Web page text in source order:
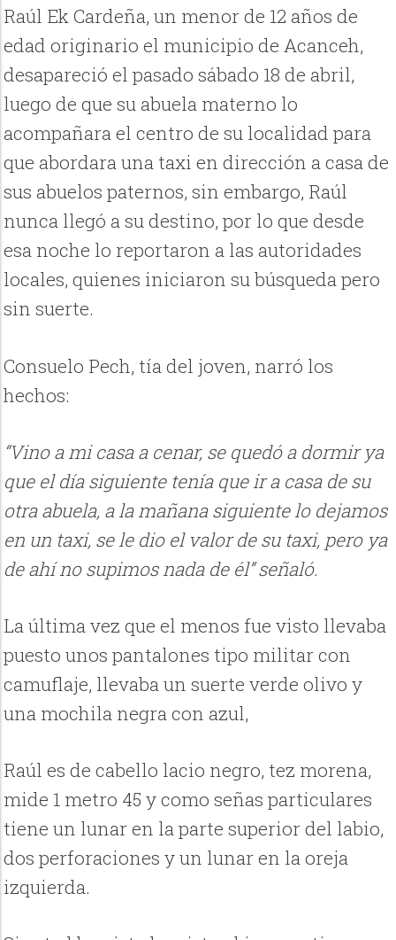
Raúl Ek Cardeña, un menor de 12 años de
edad originario el municipio de Acanceh,
desapareció el pasado sábado 18 de abril,
luego de que su abuela materno lo
acompañara el centro de su localidad para
que abordara una taxi en dirección a casa de
sus abuelos paternos, sin embargo, Raúl
nunca llegó a su destino, por lo que desde
esa noche lo reportaron a las autoridades
locales, quienes iniciaron su búsqueda pero
sin suerte.
Consuelo Pech, tía del joven, narró los
hechos:
“Vino a mi casa a cenar, se quedó a dormir ya
que el día siguiente tenía que ir a casa de su
otra abuela, a la mañana siguiente lo dejamos
en un taxi, se le dio el valor de su taxi, pero ya
de ahí no supimos nada de él” señaló.
La última vez que el menos fue visto llevaba
puesto unos pantalones tipo militar con
camuflaje, llevaba un suerte verde olivo y
una mochila negra con azul,
Raúl es de cabello lacio negro, tez morena,
mide 1 metro 45 y como señas particulares
tiene un lunar en la parte superior del labio,
dos perforaciones y un lunar en la oreja
izquierda.